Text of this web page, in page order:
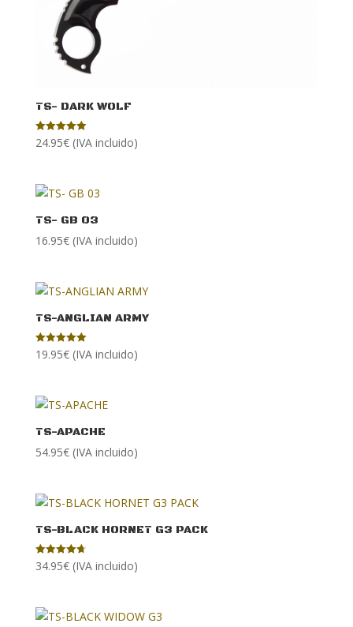
TS- DARK WOLF
Valorado con
5.00
24.95€ (IVA incluido)
TS- GB 03
16.95€ (IVA incluido)
TS-ANGLIAN ARMY
Valorado con
5.00
19.95€ (IVA incluido)
TS-APACHE
54.95€ (IVA incluido)
TS-BLACK HORNET G3 PACK
Valorado
con
34.95€ (IVA incluido)